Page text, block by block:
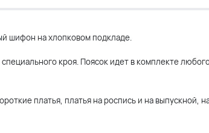
шифон на хлопковом подкладе.
кроя. Поясок идет в комплекте
платья, платья на роспись и на выпускной,